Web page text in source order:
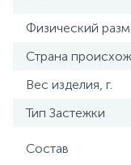
Физический
Страна
Вес изделия, г.
Тип Застежки
Состав